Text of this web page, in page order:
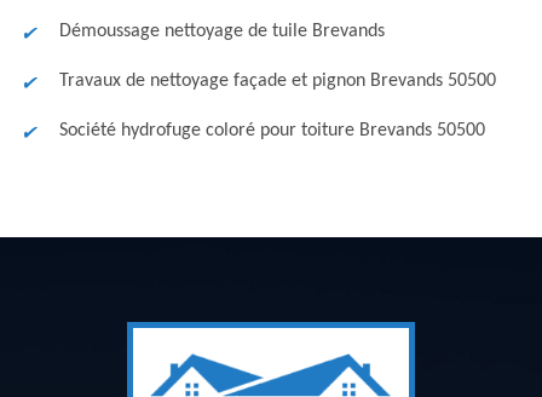
Démoussage nettoyage de tuile Brevands
Travaux de nettoyage façade et pignon Brevands 50500
Société hydrofuge coloré pour toiture Brevands 50500